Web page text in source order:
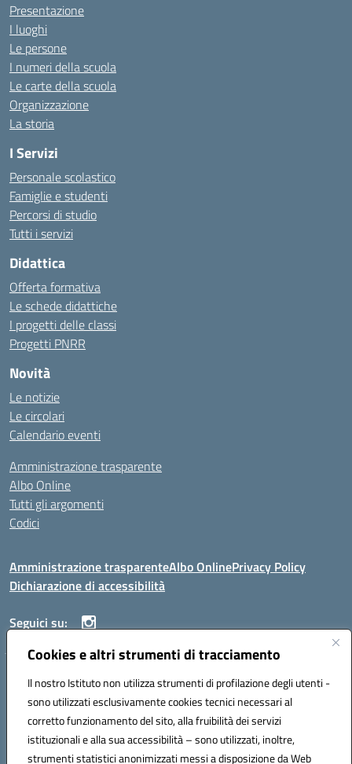
Cookies e altri strumenti di tracciamento
Il nostro Istituto non utilizza strumenti di profilazione degli utenti -
sono utilizzati esclusivamente cookies tecnici necessari al
corretto funzionamento del sito, alla fruibilità dei servizi
istituzionali e alla sua accessibilità – sono utilizzati, inoltre,
strumenti statistici anonimizzati messi a disposizione da Web
Presentazione
I luoghi
Le persone
I numeri della scuola
Le carte della scuola
Organizzazione
La storia
I Servizi
Personale scolastico
Famiglie e studenti
Percorsi di studio
Tutti i servizi
Didattica
Offerta formativa
Le schede didattiche
I progetti delle classi
Progetti PNRR
Novità
Le notizie
Le circolari
Calendario eventi
Amministrazione trasparente
Albo Online
Tutti gli argomenti
Codici
Amministrazione trasparenteAlbo OnlinePrivacy Policy
Dichiarazione di accessibilità
Seguici su:
ISTITUTO ISTRUZIONE SUPERIORE ANGELO ROTH
Codice fiscale: 80004310902 Codice meccanografico: SSIS019006
Telefono: 079951627
Mail: SSIS019006@istruzione.it PEC: SSIS019006@pec.istruzione.it